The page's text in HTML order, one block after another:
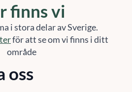
finns vi
i stora delar av Sverige.
för att se om vi finns i ditt
område
oss